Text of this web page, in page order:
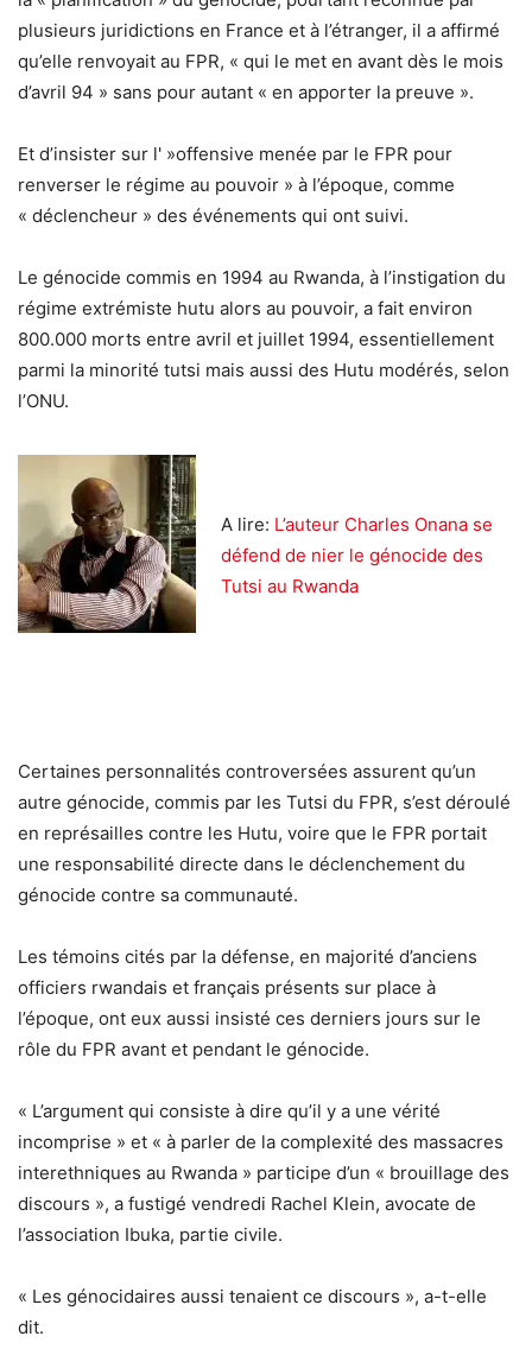
plusieurs juridictions en France et à l’étranger, il a affirmé
qu’elle renvoyait au FPR, « qui le met en avant dès le mois
d’avril 94 » sans pour autant « en apporter la preuve ».
Et d’insister sur l' »offensive menée par le FPR pour
renverser le régime au pouvoir » à l’époque, comme
« déclencheur » des événements qui ont suivi.
Le génocide commis en 1994 au Rwanda, à l’instigation du
régime extrémiste hutu alors au pouvoir, a fait environ
800.000 morts entre avril et juillet 1994, essentiellement
parmi la minorité tutsi mais aussi des Hutu modérés, selon
l’ONU.
A lire: L’auteur Charles Onana se
défend de nier le génocide des
Tutsi au Rwanda
Certaines personnalités controversées assurent qu’un
autre génocide, commis par les Tutsi du FPR, s’est déroulé
en représailles contre les Hutu, voire que le FPR portait
une responsabilité directe dans le déclenchement du
génocide contre sa communauté.
Les témoins cités par la défense, en majorité d’anciens
officiers rwandais et français présents sur place à
l’époque, ont eux aussi insisté ces derniers jours sur le
rôle du FPR avant et pendant le génocide.
« L’argument qui consiste à dire qu’il y a une vérité
incomprise » et « à parler de la complexité des massacres
interethniques au Rwanda » participe d’un « brouillage des
discours », a fustigé vendredi Rachel Klein, avocate de
l’association Ibuka, partie civile.
« Les génocidaires aussi tenaient ce discours », a-t-elle
dit.